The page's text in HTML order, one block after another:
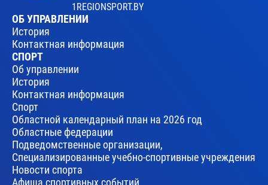
1REGIONSPORT.BY
ОБ УПРАВЛЕНИИ
История
Контактная информация
СПОРТ
Об управлении
История
Контактная информация
Спорт
Областной календарный план на 2026 год
Областные федерации
Подведомственные организации,
Специализированные учебно-спортивные учреждения
Новости спорта
Афиша спортивных событий